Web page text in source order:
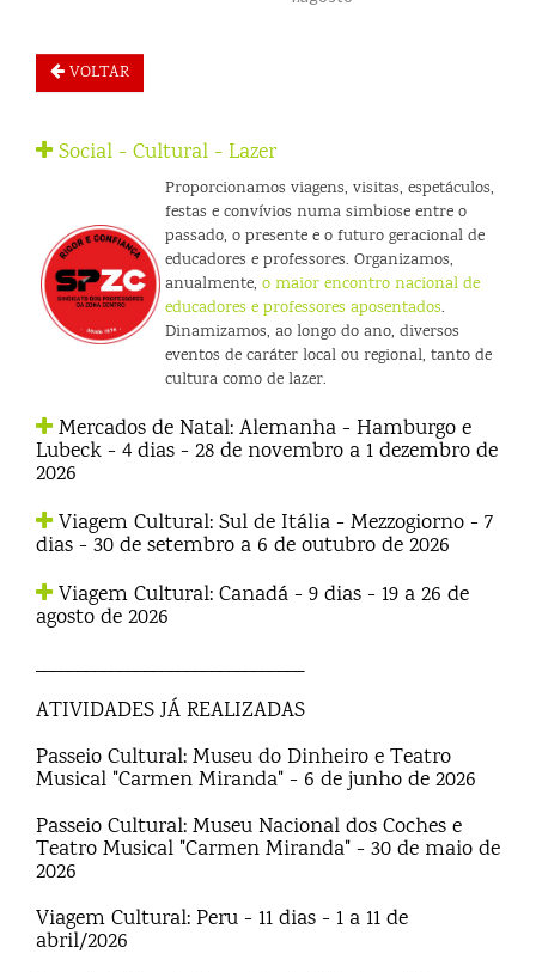
VOLTAR
Social - Cultural - Lazer
Proporcionamos viagens, visitas, espetáculos,
festas e convívios numa simbiose entre o
passado, o presente e o futuro geracional de
educadores e professores. Organizamos,
anualmente, o maior encontro nacional de
educadores e professores aposentados.
Dinamizamos, ao longo do ano, diversos
eventos de caráter local ou regional, tanto de
cultura como de lazer.
Mercados de Natal: Alemanha - Hamburgo e
Lubeck - 4 dias - 28 de novembro a 1 dezembro de
2026
Viagem Cultural: Sul de Itália - Mezzogiorno - 7
dias - 30 de setembro a 6 de outubro de 2026
Viagem Cultural: Canadá - 9 dias - 19 a 26 de
agosto de 2026
________________________________
ATIVIDADES JÁ REALIZADAS
Passeio Cultural: Museu do Dinheiro e Teatro
Musical "Carmen Miranda" - 6 de junho de 2026
Passeio Cultural: Museu Nacional dos Coches e
Teatro Musical "Carmen Miranda" - 30 de maio de
2026
Viagem Cultural: Peru - 11 dias - 1 a 11 de
abril/2026